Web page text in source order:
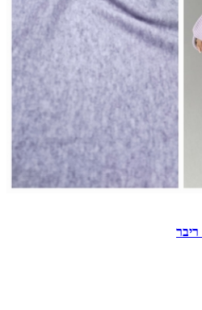
ריבר